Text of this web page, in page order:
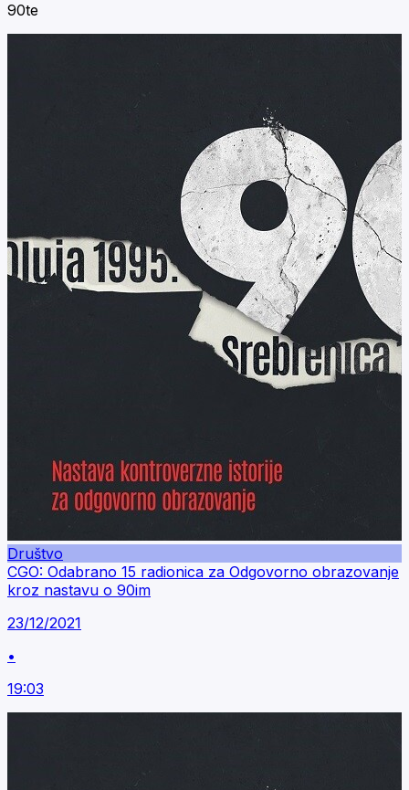
90te
Društvo
CGO: Odabrano 15 radionica za Odgovorno obrazovanje
kroz nastavu o 90im
23/12/2021
•
19:03